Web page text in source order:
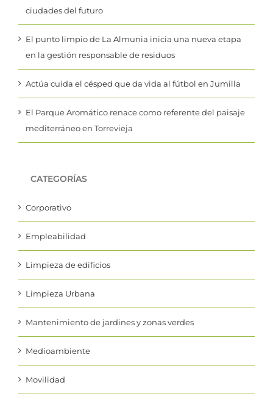
ciudades del futuro
El punto limpio de La Almunia inicia una nueva etapa
en la gestión responsable de residuos
Actúa cuida el césped que da vida al fútbol en Jumilla
El Parque Aromático renace como referente del paisaje
mediterráneo en Torrevieja
CATEGORÍAS
Corporativo
Empleabilidad
Limpieza de edificios
Limpieza Urbana
Mantenimiento de jardines y zonas verdes
Medioambiente
Movilidad